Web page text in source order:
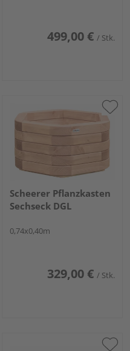
499,00 € / Stk.
Scheerer Pflanzkasten
Sechseck DGL
0,74x0,40m
329,00 € / Stk.